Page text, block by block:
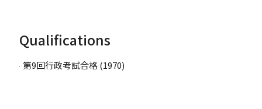
Qualifications
第9回行政考試合格 (1970)